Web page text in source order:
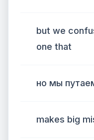
but we
one that
но мы
makes big